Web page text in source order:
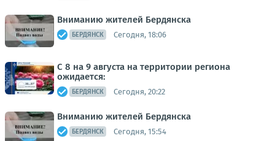
Вниманию жителей Бердянска
БЕРДЯНСК Сегодня, 18:06
С 8 на 9 августа на территории региона
ожидается:
БЕРДЯНСК Сегодня, 20:22
Вниманию жителей Бердянска
БЕРДЯНСК Сегодня, 15:54